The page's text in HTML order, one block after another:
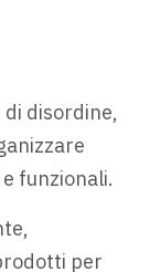
disordine,
funzionali.
per